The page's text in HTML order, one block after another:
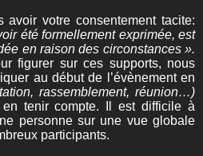
avoir votre consentement tacite:
été formellement exprimée, est
en raison des circonstances ».
figurer sur ces supports, nous
au début de l’évènement en
rassemblement, réunion…)
tenir compte. Il est difficile à
personne sur une vue globale
participants.